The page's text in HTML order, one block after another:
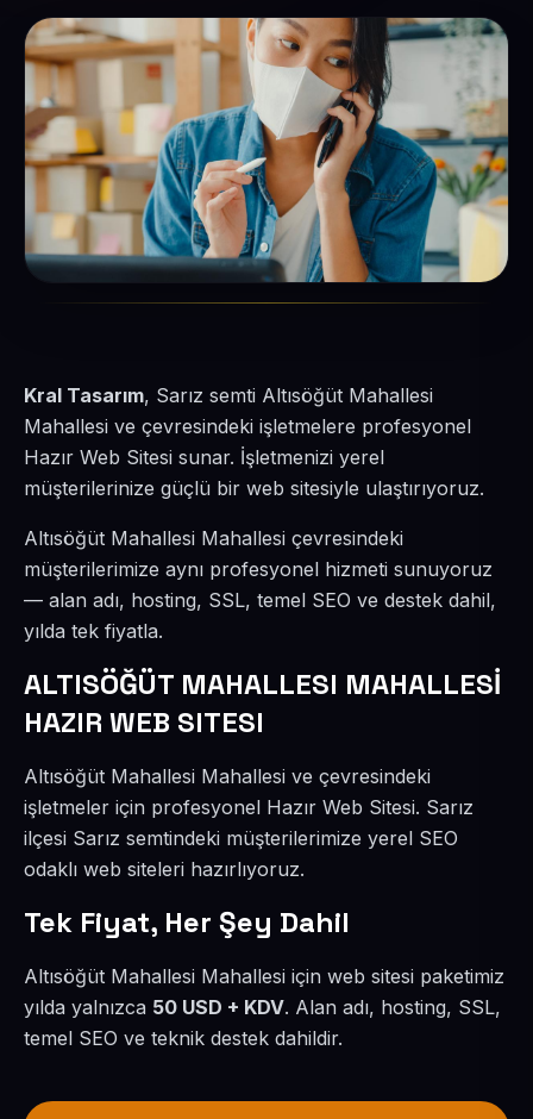
Kral Tasarım, Sarız semti Altısöğüt Mahallesi
Mahallesi ve çevresindeki işletmelere profesyonel
Hazır Web Sitesi sunar. İşletmenizi yerel
müşterilerinize güçlü bir web sitesiyle ulaştırıyoruz.
Altısöğüt Mahallesi Mahallesi çevresindeki
müşterilerimize aynı profesyonel hizmeti sunuyoruz
— alan adı, hosting, SSL, temel SEO ve destek dahil,
yılda tek fiyatla.
ALTISÖĞÜT MAHALLESI MAHALLESİ
HAZIR WEB SITESI
Altısöğüt Mahallesi Mahallesi ve çevresindeki
işletmeler için profesyonel Hazır Web Sitesi. Sarız
ilçesi Sarız semtindeki müşterilerimize yerel SEO
odaklı web siteleri hazırlıyoruz.
Tek Fiyat, Her Şey Dahil
Altısöğüt Mahallesi Mahallesi için web sitesi paketimiz
yılda yalnızca 50 USD + KDV. Alan adı, hosting, SSL,
temel SEO ve teknik destek dahildir.